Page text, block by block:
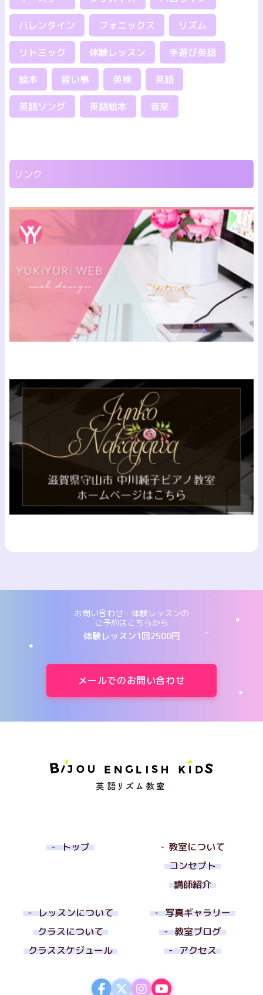
バレンタイン フォニックス リズム
リトミック 体験レッスン 手遊び英語
絵本 習い事 英検 英語
英語ソング 英語絵本 音楽
リンク
お問い合わせ・体験レッスンの
ご予約はこちらから
体験レッスン1回2500円
メールでのお問い合わせ
トップ
教室について
コンセプト
講師紹介
レッスンについて
クラスについて
クラススケジュール
写真ギャラリー
教室ブログ
アクセス